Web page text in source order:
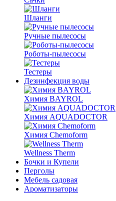
Шланги
Ручные пылесосы
Роботы-пылесосы
Тестеры
Дезинфекция воды
Химия BAYROL
Химия AQUADOCTOR
Химия Chemoform
Wellness Therm
Бочки и Купели
Перголы
Мебель садовая
Ароматизаторы